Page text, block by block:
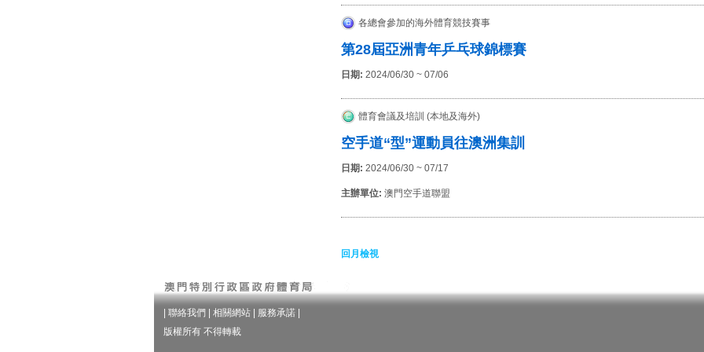
各總會參加的海外體育競技賽事
第28屆亞洲青年乒乓球錦標賽
日期: 2024/06/30 ~ 07/06
體育會議及培訓 (本地及海外)
空手道“型”運動員往澳洲集訓
日期: 2024/06/30 ~ 07/17
主辦單位: 澳門空手道聯盟
回月檢視
聯絡我們 相關網站 服務承諾
版權所有 不得轉載